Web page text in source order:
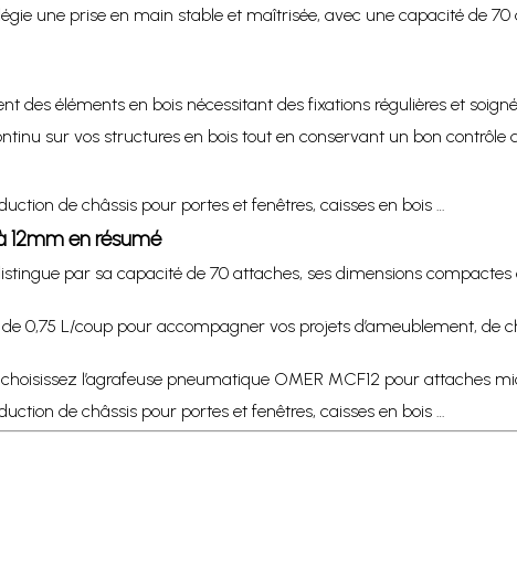
une prise en main stable et maîtrisée, avec une capacité de
des éléments en bois nécessitant des fixations régulières et
sur vos structures en bois tout en conservant un bon contrôle
de châssis pour portes et fenêtres, caisses en bois …
12mm en résumé
par sa capacité de 70 attaches, ses dimensions compactes
0,75 L/coup pour accompagner vos projets d’ameublement, de
l’agrafeuse pneumatique OMER MCF12 pour attaches
de châssis pour portes et fenêtres, caisses en bois …